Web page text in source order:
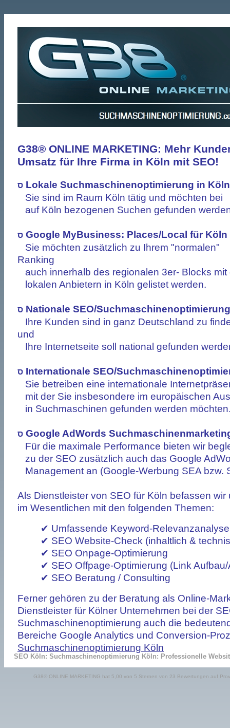
G38® ONLINE MARKETING: Mehr
Umsatz für Ihre Firma in Köln mit SEO!
ס Lokale Suchmaschinenoptimierung in Köln
Sie sind im Raum Köln tätig und möchten bei
auf Köln bezogenen Suchen gefunden
ס Google MyBusiness: Places/Local für Köln
Sie möchten zusätzlich zu Ihrem "normalen"
Ranking
auch innerhalb des regionalen 3er- Blocks mit
lokalen Anbietern in Köln gelistet werden.
ס Nationale SEO/Suchmaschinenoptimierung
Ihre Kunden sind in ganz Deutschland zu
und
Ihre Internetseite soll national gefunden
ס Internationale SEO/
Sie betreiben eine internationale
mit der Sie insbesondere im europäischen
in Suchmaschinen gefunden werden
ס Google AdWords
Für die maximale Performance bieten wir
zu der SEO zusätzlich auch das Google
Management an (Google-Werbung SEA bzw.
Als Dienstleister von SEO für Köln befassen wir
im Wesentlichen mit den folgenden Themen:
✔ Umfassende Keyword-Relevanzanalyse
✔ SEO Website-Check (inhaltlich &
✔ SEO Onpage-Optimierung
✔ SEO Offpage-Optimierung (Link Aufbau/
✔ SEO Beratung / Consulting
Ferner gehören zu der Beratung als Online-
Dienstleister für Kölner Unternehmen bei der
Suchmaschinenoptimierung auch die
Bereiche Google Analytics und Conversion-
Suchmaschinenoptimierung Köln
SEO Köln: Suchmaschinenoptimierung Köln: Professionelle
G38® ONLINE MARKETING hat 5,00 von 5 Sternen von 23 Bewertungen auf